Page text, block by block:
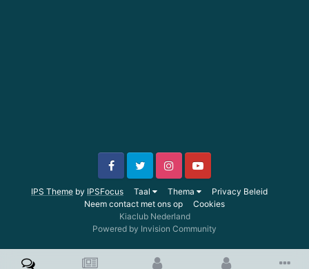
IPS Theme by IPSFocus Taal Thema
Privacy Beleid
Neem contact met ons op
Cookies
Kiaclub Nederland
Powered by Invision Community